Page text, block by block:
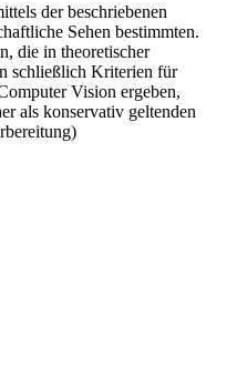
der beschriebenen
Sehen bestimmten.
die in theoretischer
schließlich Kriterien für
Vision ergeben,
als konservativ geltenden